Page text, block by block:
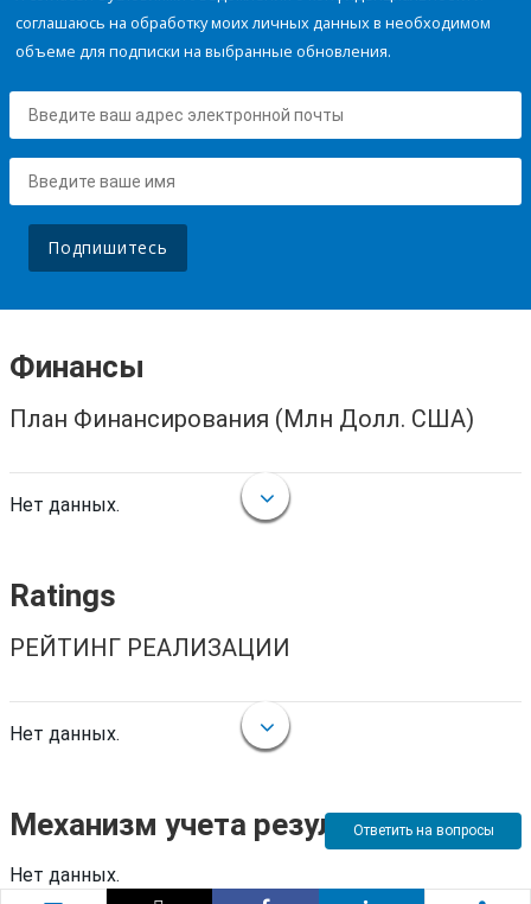
соглашаюсь на обработку моих личных данных в необходимом
объеме для подписки на выбранные обновления.
Подпишитесь
Финансы
План Финансирования (Млн Долл. США)
Нет данных.
Ratings
РЕЙТИНГ РЕАЛИЗАЦИИ
Нет данных.
Механизм учета результатов
Нет данных.
Ответить на вопросы